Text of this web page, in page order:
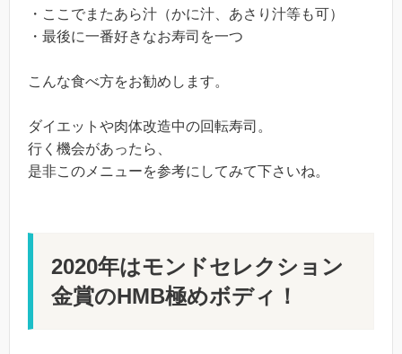
・ここでまたあら汁（かに汁、あさり汁等も可）
・最後に一番好きなお寿司を一つ
こんな食べ方をお勧めします。
ダイエットや肉体改造中の回転寿司。
行く機会があったら、
是非このメニューを参考にしてみて下さいね。
2020年はモンドセレクション
金賞のHMB極めボディ！